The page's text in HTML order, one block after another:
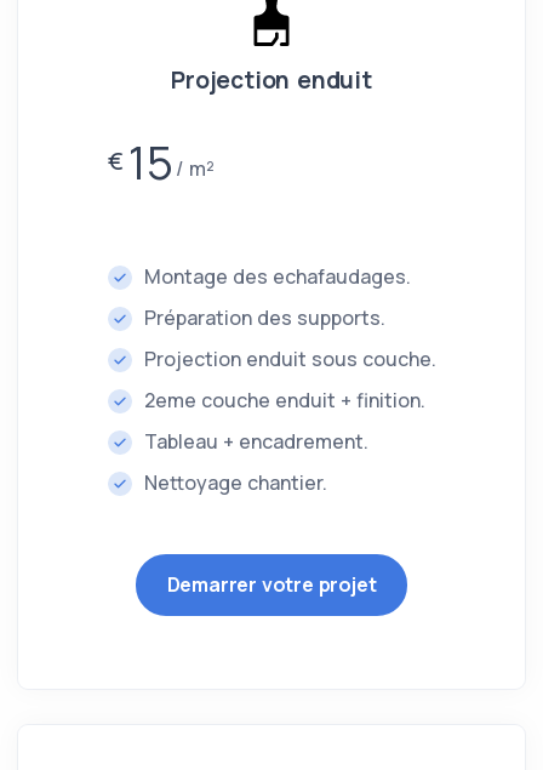
Projection enduit
€ 15 m²
Montage des echafaudages.
Préparation des supports.
Projection enduit sous couche.
2eme couche enduit + finition.
Tableau + encadrement.
Nettoyage chantier.
Demarrer votre projet